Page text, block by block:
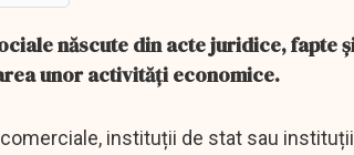
născute din acte juridice, fapte
unor activități economice.
instituții de stat sau